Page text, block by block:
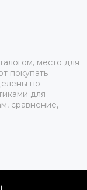
место для
покупать
по
для
сравнение,